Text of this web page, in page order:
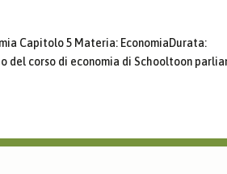
Capitolo 5 Materia: EconomiaDurata:
del corso di economia di Schooltoon